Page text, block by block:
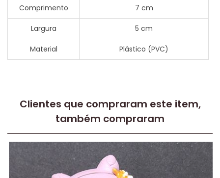
Comprimento 7 cm
Largura 5 cm
Material Plástico (PVC)
Clientes que compraram este item,
também compraram